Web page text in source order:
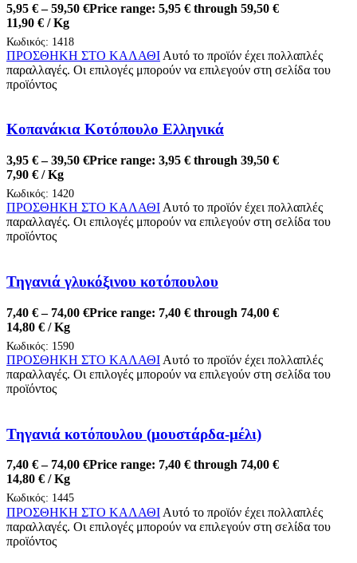
5,95 € – 59,50 €Price range: 5,95 € through 59,50 €
11,90 € / Kg
Κωδικός: 1418
ΠΡΟΣΘΗΚΗ ΣΤΟ ΚΑΛΑΘΙ Αυτό το προϊόν έχει πολλαπλές
παραλλαγές. Οι επιλογές μπορούν να επιλεγούν στη σελίδα του
προϊόντος
Κοπανάκια Κοτόπουλο Ελληνικά
3,95 € – 39,50 €Price range: 3,95 € through 39,50 €
7,90 € / Kg
Κωδικός: 1420
ΠΡΟΣΘΗΚΗ ΣΤΟ ΚΑΛΑΘΙ Αυτό το προϊόν έχει πολλαπλές
παραλλαγές. Οι επιλογές μπορούν να επιλεγούν στη σελίδα του
προϊόντος
Τηγανιά γλυκόξινου κοτόπουλου
7,40 € – 74,00 €Price range: 7,40 € through 74,00 €
14,80 € / Kg
Κωδικός: 1590
ΠΡΟΣΘΗΚΗ ΣΤΟ ΚΑΛΑΘΙ Αυτό το προϊόν έχει πολλαπλές
παραλλαγές. Οι επιλογές μπορούν να επιλεγούν στη σελίδα του
προϊόντος
Τηγανιά κοτόπουλου (μουστάρδα-μέλι)
7,40 € – 74,00 €Price range: 7,40 € through 74,00 €
14,80 € / Kg
Κωδικός: 1445
ΠΡΟΣΘΗΚΗ ΣΤΟ ΚΑΛΑΘΙ Αυτό το προϊόν έχει πολλαπλές
παραλλαγές. Οι επιλογές μπορούν να επιλεγούν στη σελίδα του
προϊόντος